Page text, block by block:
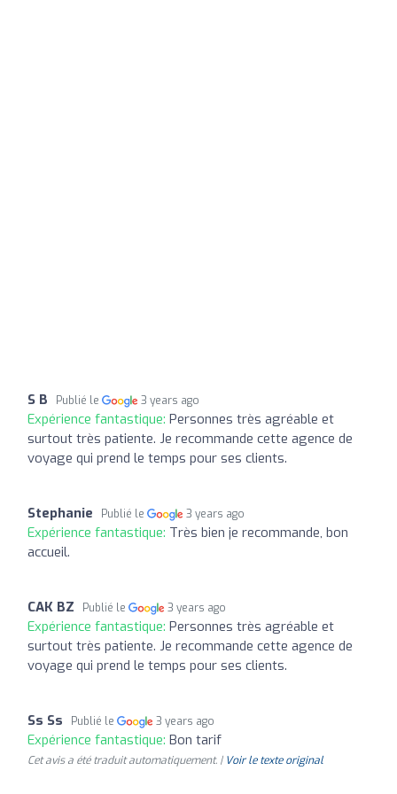
S B Publié le 3 years ago
Expérience fantastique: Personnes très agréable et
surtout très patiente. Je recommande cette agence de
voyage qui prend le temps pour ses clients.
Stephanie Publié le 3 years ago
Expérience fantastique: Très bien je recommande, bon
accueil.
CAK BZ Publié le 3 years ago
Expérience fantastique: Personnes très agréable et
surtout très patiente. Je recommande cette agence de
voyage qui prend le temps pour ses clients.
Ss Ss Publié le 3 years ago
Expérience fantastique: Bon tarif
Cet avis a été traduit automatiquement. | Voir le texte original